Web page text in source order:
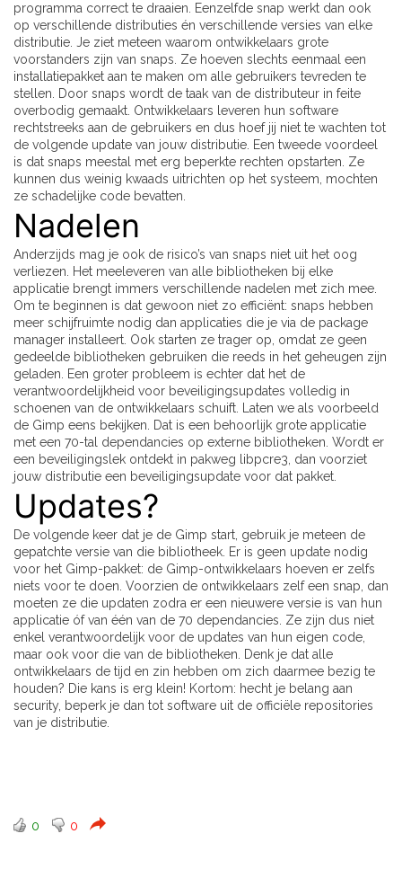
programma correct te draaien. Eenzelfde snap werkt dan ook
op verschillende distributies én verschillende versies van elke
distributie. Je ziet meteen waarom ontwikkelaars grote
voorstanders zijn van snaps. Ze hoeven slechts eenmaal een
installatiepakket aan te maken om alle gebruikers tevreden te
stellen. Door snaps wordt de taak van de distributeur in feite
overbodig gemaakt. Ontwikkelaars leveren hun software
rechtstreeks aan de gebruikers en dus hoef jij niet te wachten tot
de volgende update van jouw distributie. Een tweede voordeel
is dat snaps meestal met erg beperkte rechten opstarten. Ze
kunnen dus weinig kwaads uitrichten op het systeem, mochten
ze schadelijke code bevatten.
Nadelen
Anderzijds mag je ook de risico’s van snaps niet uit het oog
verliezen. Het meeleveren van alle bibliotheken bij elke
applicatie brengt immers verschillende nadelen met zich mee.
Om te beginnen is dat gewoon niet zo efficiënt: snaps hebben
meer schijfruimte nodig dan applicaties die je via de package
manager installeert. Ook starten ze trager op, omdat ze geen
gedeelde bibliotheken gebruiken die reeds in het geheugen zijn
geladen. Een groter probleem is echter dat het de
verantwoordelijkheid voor beveiligingsupdates volledig in
schoenen van de ontwikkelaars schuift. Laten we als voorbeeld
de Gimp eens bekijken. Dat is een behoorlijk grote applicatie
met een 70-tal dependancies op externe bibliotheken. Wordt er
een beveiligingslek ontdekt in pakweg libpcre3, dan voorziet
jouw distributie een beveiligingsupdate voor dat pakket.
Updates?
De volgende keer dat je de Gimp start, gebruik je meteen de
gepatchte versie van die bibliotheek. Er is geen update nodig
voor het Gimp-pakket: de Gimp-ontwikkelaars hoeven er zelfs
niets voor te doen. Voorzien de ontwikkelaars zelf een snap, dan
moeten ze die updaten zodra er een nieuwere versie is van hun
applicatie óf van één van de 70 dependancies. Ze zijn dus niet
enkel verantwoordelijk voor de updates van hun eigen code,
maar ook voor die van de bibliotheken. Denk je dat alle
ontwikkelaars de tijd en zin hebben om zich daarmee bezig te
houden? Die kans is erg klein! Kortom: hecht je belang aan
security, beperk je dan tot software uit de officiële repositories
van je distributie.
0 0